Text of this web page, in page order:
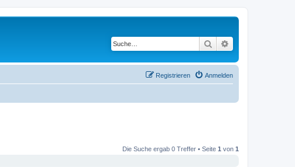
Suche
Anmelden
Registrieren
Die Suche ergab 0 Treffer • Seite 1 von 1